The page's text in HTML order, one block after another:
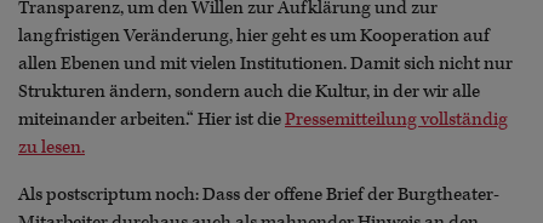
Transparenz, um den Willen zur Aufklärung und zur
langfristigen Veränderung, hier geht es um Kooperation auf
allen Ebenen und mit vielen Institutionen. Damit sich nicht nur
Strukturen ändern, sondern auch die Kultur, in der wir alle
miteinander arbeiten.“ Hier ist diePressemitteilung vollständig
zu lesen.
Als postscriptum noch: Dass der offene Brief der Burgtheater-